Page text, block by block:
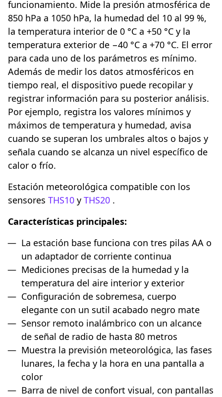
funcionamiento. Mide la presión atmosférica de
850 hPa a 1050 hPa, la humedad del 10 al 99 %,
la temperatura interior de 0 °C a +50 °C y la
temperatura exterior de −40 °C a +70 °C. El error
para cada uno de los parámetros es mínimo.
Además de medir los datos atmosféricos en
tiempo real, el dispositivo puede recopilar y
registrar información para su posterior análisis.
Por ejemplo, registra los valores mínimos y
máximos de temperatura y humedad, avisa
cuando se superan los umbrales altos o bajos y
señala cuando se alcanza un nivel específico de
calor o frío.
Estación meteorológica compatible con los
sensores THS10 y THS20 .
Características principales:
La estación base funciona con tres pilas AA o
un adaptador de corriente continua
Mediciones precisas de la humedad y la
temperatura del aire interior y exterior
Configuración de sobremesa, cuerpo
elegante con un sutil acabado negro mate
Sensor remoto inalámbrico con un alcance
de señal de radio de hasta 80 metros
Muestra la previsión meteorológica, las fases
lunares, la fecha y la hora en una pantalla a
color
Barra de nivel de confort visual, con pantallas